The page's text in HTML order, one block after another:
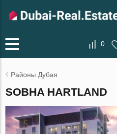
0
Районы Дубая
SOBHA HARTLAND